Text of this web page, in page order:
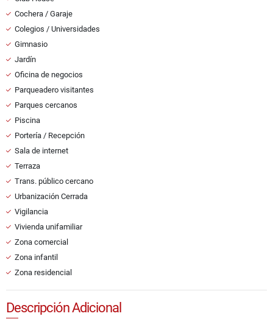
Cochera / Garaje
Colegios / Universidades
Gimnasio
Jardín
Oficina de negocios
Parqueadero visitantes
Parques cercanos
Piscina
Portería / Recepción
Sala de internet
Terraza
Trans. público cercano
Urbanización Cerrada
Vigilancia
Vivienda unifamiliar
Zona comercial
Zona infantil
Zona residencial
Descripción Adicional